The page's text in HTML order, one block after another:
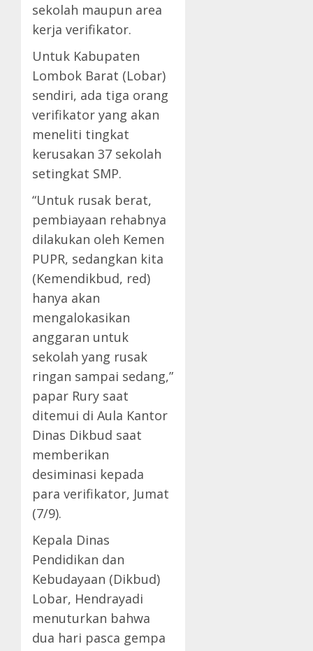
sekolah maupun area
kerja verifikator.
Untuk Kabupaten
Lombok Barat (Lobar)
sendiri, ada tiga orang
verifikator yang akan
meneliti tingkat
kerusakan 37 sekolah
setingkat SMP.
“Untuk rusak berat,
pembiayaan rehabnya
dilakukan oleh Kemen
PUPR, sedangkan kita
(Kemendikbud, red)
hanya akan
mengalokasikan
anggaran untuk
sekolah yang rusak
ringan sampai sedang,”
papar Rury saat
ditemui di Aula Kantor
Dinas Dikbud saat
memberikan
desiminasi kepada
para verifikator, Jumat
(7/9).
Kepala Dinas
Pendidikan dan
Kebudayaan (Dikbud)
Lobar, Hendrayadi
menuturkan bahwa
dua hari pasca gempa